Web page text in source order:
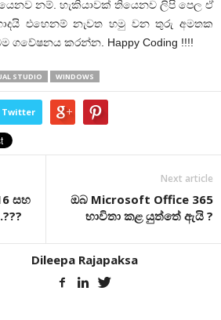
නම්. හැකියාවක් තියෙනව ලිපි පෙල ඒ
එහෙනම් නැවත හමු වන තුරු අමතක
ගවේෂනය කරන්න. Happy Coding !!!!
STUDIO WINDOWS
Twitter
සහ
Next article
ඔබ Microsoft Office 365
භාවිතා කළ යුත්තේ ඇයි ?
Dileepa Rajapaksa